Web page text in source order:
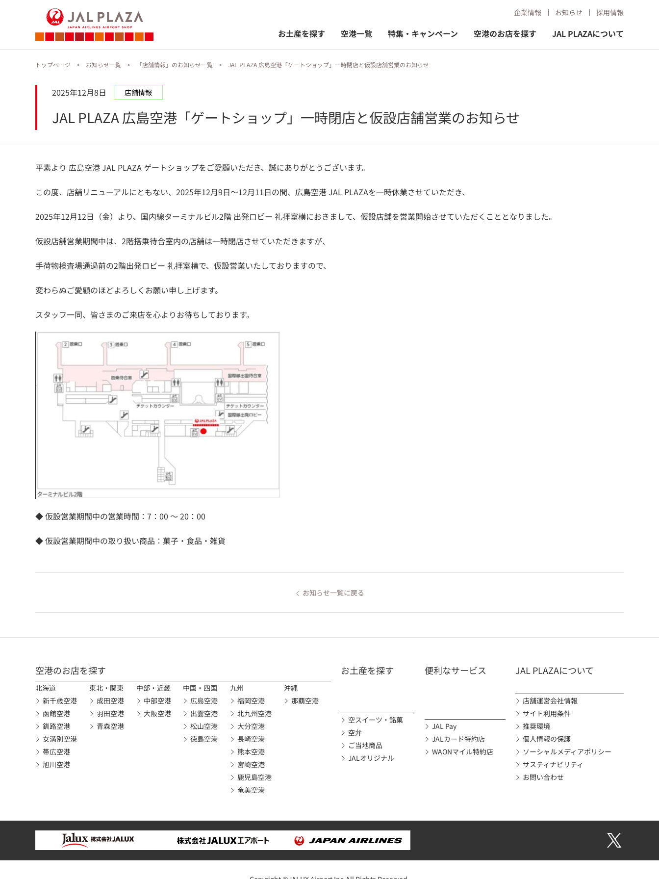
お土産を探す 空港一覧 特集・キャンペーン 空港のお店を探す JAL PLAZAについて
企業情報 お知らせ 採用情報
トップページ お知らせ一覧 「店舗情報」のお知らせ一覧 JAL PLAZA 広島空港「ゲートショップ」一時閉店と仮設店舗営業のお知らせ
2025年12月8日 店舗情報
JAL PLAZA 広島空港「ゲートショップ」一時閉店と仮設店舗営業のお知らせ
平素より 広島空港 JAL PLAZA ゲートショップをご愛顧いただき、誠にありがとうございます。
この度、店舗リニューアルにともない、2025年12月9日～12月11日の間、広島空港 JAL PLAZAを一時休業させていただき、
2025年12月12日（金）より、国内線ターミナルビル2階 出発ロビー 礼拝室横におきまして、仮設店舗を営業開始させていただくこととなりました。
仮設店舗営業期間中は、2階搭乗待合室内の店舗は一時閉店させていただきますが、
手荷物検査場通過前の2階出発ロビー 礼拝室横で、仮設営業いたしておりますので、
変わらぬご愛顧のほどよろしくお願い申し上げます。
スタッフ一同、皆さまのご来店を心よりお待ちしております。
◆ 仮設営業期間中の営業時間：7：00 ～ 20：00
◆ 仮設営業期間中の取り扱い商品：菓子・食品・雑貨
お知らせ一覧に戻る
空港のお店を探す
北海道
新千歳空港
函館空港
釧路空港
女満別空港
帯広空港
旭川空港
東北・関東
成田空港
羽田空港
青森空港
中部・近畿
中部空港
大阪空港
中国・四国
広島空港
出雲空港
松山空港
徳島空港
九州
福岡空港
北九州空港
大分空港
長崎空港
熊本空港
宮崎空港
鹿児島空港
奄美空港
沖縄
那覇空港
お土産を探す
空スイーツ・銘菓
空弁
ご当地商品
JALオリジナル
便利なサービス
JAL Pay
JALカード特約店
WAONマイル特約店
JAL PLAZAについて
店舗運営会社情報
サイト利用条件
推奨環境
個人情報の保護
ソーシャルメディアポリシー
サスティナビリティ
お問い合わせ